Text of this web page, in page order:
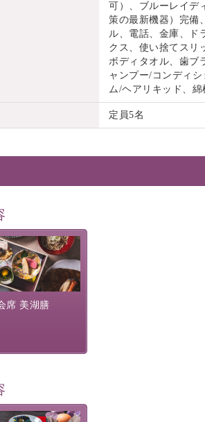
可）、ブルーレイデ
策の最新機器）完備
ル、電話、金庫、ド
クス、使い捨てスリ
ボディタオル、歯ブ
ャンプー/コンディ
ム/ヘアリキッド、綿
定員5名
席 美湖膳
訪の地で特別を
料理長・神原 裕
た創作和会席で
湖の幸...